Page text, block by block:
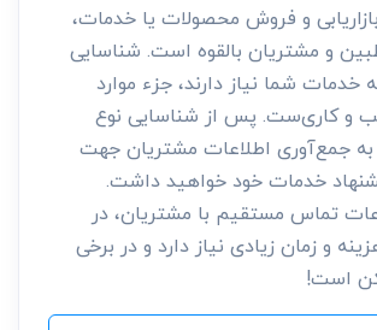
و فروش محصولات یا خدمات،
و مشتریان بالقوه است. شناسایی
خدمات شما نیاز دارند، جزء موارد
و کاری‌ست. پس از شناسایی نوع
به جمع‌آوری اطلاعات مشتریان جهت
خدمات خود خواهید داشت.
تماس مستقیم با مشتریان، در
و زمان زیادی نیاز دارد و در برخی
است!